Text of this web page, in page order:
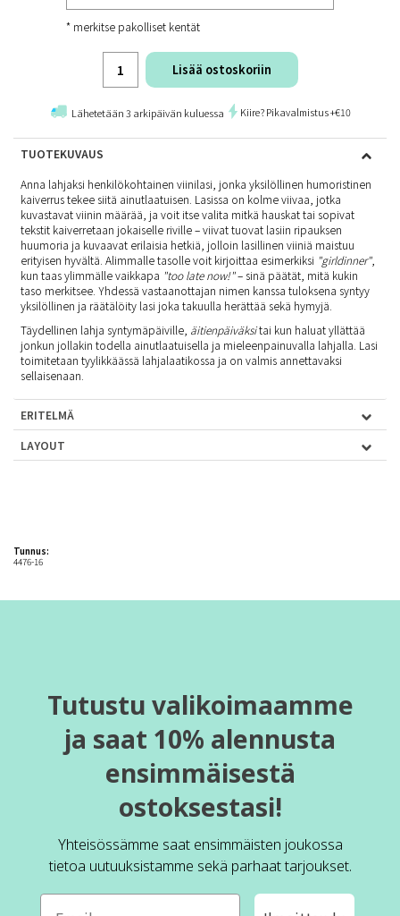
* merkitse pakolliset kentät
Lisää ostoskoriin
Lähetetään 3 arkipäivän kuluessa Kiire? Pikavalmistus +€10
TUOTEKUVAUS
Anna lahjaksi henkilökohtainen viinilasi, jonka yksilöllinen humoristinen
kaiverrus tekee siitä ainutlaatuisen. Lasissa on kolme viivaa, jotka
kuvastavat viinin määrää, ja voit itse valita mitkä hauskat tai sopivat
tekstit kaiverretaan jokaiselle riville – viivat tuovat lasiin ripauksen
huumoria ja kuvaavat erilaisia hetkiä, jolloin lasillinen viiniä maistuu
erityisen hyvältä. Alimmalle tasolle voit kirjoittaa esimerkiksi "girldinner",
kun taas ylimmälle vaikkapa "too late now!"– sinä päätät, mitä kukin
taso merkitsee. Yhdessä vastaanottajan nimen kanssa tuloksena syntyy
yksilöllinen ja räätälöity lasi joka takuulla herättää sekä hymyjä.
Täydellinen lahja syntymäpäiville, äitienpäiväksitai kun haluat yllättää
jonkun jollakin todella ainutlaatuisella ja mieleenpainuvalla lahjalla. Lasi
toimitetaan tyylikkäässä lahjalaatikossa ja on valmis annettavaksi
sellaisenaan.
ERITELMÄ
LAYOUT
Tunnus:
4476-16
Tutustu valikoimaamme
ja saat 10% alennusta
ensimmäisestä
ostoksestasi!
Yhteisössämme saat ensimmäisten joukossa
tietoa uutuuksistamme sekä parhaat tarjoukset.